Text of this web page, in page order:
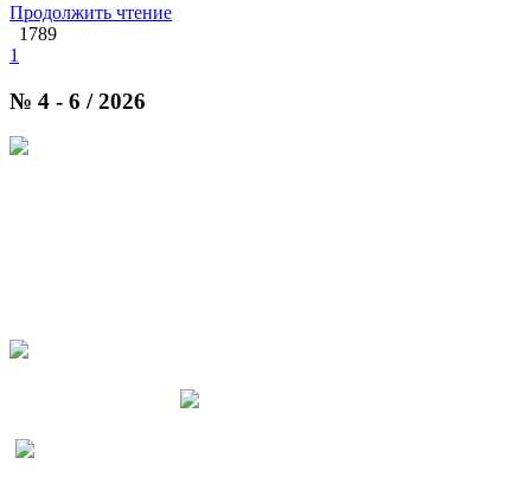
Продолжить чтение
1789
1
№ 4 - 6 / 2026